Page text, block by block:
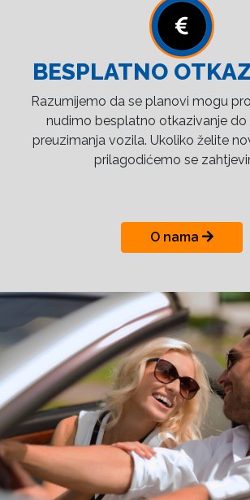
BESPLATNO
Razumijemo da se planovi mogu
nudimo besplatno otkazivanje do
preuzimanja vozila. Ukoliko želite
prilagodićemo se
O nama